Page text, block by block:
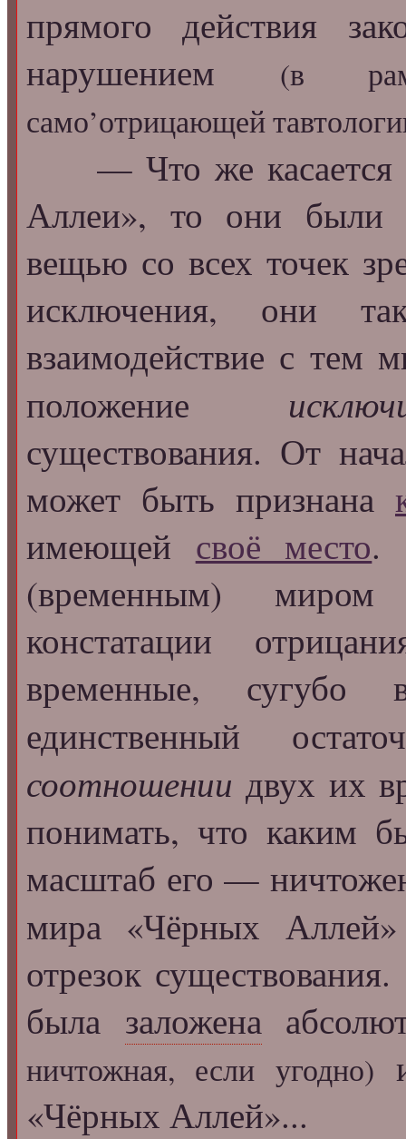
прямого действия
нарушением
(в
само’отрицающей
— Что же касается
Аллеи», то они были
вещью со всех точек
исключения, они
взаимодействие с тем
положение
существования. От
может быть признана
имеющей своё место.
(временным)
констатации
временные, сугубо
единственный
соотношении двух их
понимать, что каким
масштаб его —
мира «Чёрных
отрезок
была заложена
ничтожная, если угодно)
«Чёрных Аллей»...